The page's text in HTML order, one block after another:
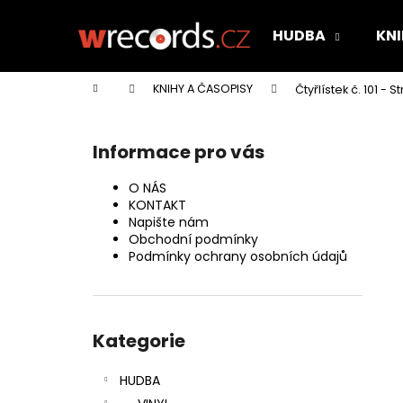
HUDBA
Domů KNIHY A ČASOPISY Čtyřlístek č. 101 -
Informace pro vás
O NÁS
KONTAKT
Napište nám
Obchodní podmínky
Podmínky ochrany osobních údajů
kategorie
Kategorie
HUDBA
í
Zpět
do
Zpět
do